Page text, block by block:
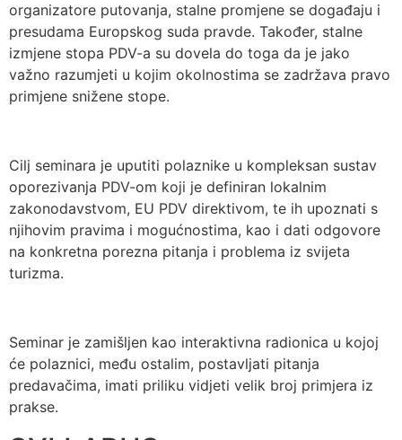
organizatore putovanja, stalne promjene se događaju i
presudama Europskog suda pravde. Također, stalne
izmjene stopa PDV-a su dovela do toga da je jako
važno razumjeti u kojim okolnostima se zadržava pravo
primjene snižene stope.
Cilj seminara je uputiti polaznike u kompleksan sustav
oporezivanja PDV-om koji je definiran lokalnim
zakonodavstvom, EU PDV direktivom, te ih upoznati s
njihovim pravima i mogućnostima, kao i dati odgovore
na konkretna porezna pitanja i problema iz svijeta
turizma.
Seminar je zamišljen kao interaktivna radionica u kojoj
će polaznici, među ostalim, postavljati pitanja
predavačima, imati priliku vidjeti velik broj primjera iz
prakse.